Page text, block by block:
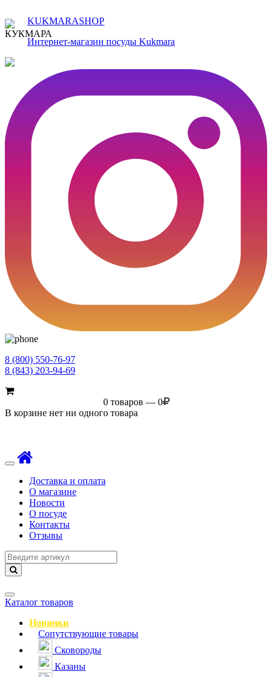
KUKMARASHOP
Интернет-магазин посуды Kukmara
8 (800) 550-76-97
8 (843) 203-94-69
0 товаров — 0
В корзине нет ни одного товара
Toggle
navigationДоставка и оплата
О магазине
Новости
О посуде
Контакты
Отзывы
Навигация
Каталог товаров
Новинки
Сопутствующие товары
Сковороды
Казаны